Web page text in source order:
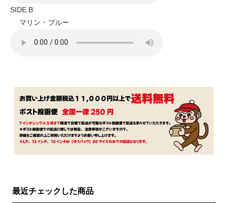
SIDE B
マリン・ブルー
最近チェックした商品